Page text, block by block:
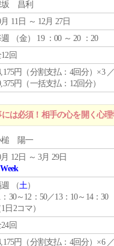
坂 昌利
月 11日 ～ 12月 27日
（金） 19 ：00 ～ 20 ：20
回
円（分割支払：4回分）×3
円（一括支払：12回分）
は必須！相手の心を開く心理
槌 陽一
月 12日 ～ 3月 29日
週 （土）
：30～12：50／13：10～14：30
1日2コマ）
回
円（分割支払：4回分）×6